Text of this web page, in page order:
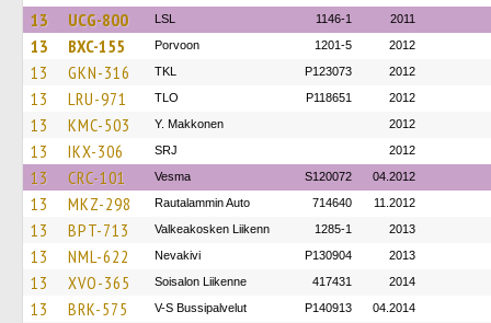
13
UCG-800 LSL 1146-1 2011
13 BXC-155 Porvoon 1201-5 2012
13 GKN-316 TKL P123073 2012
13 LRU-971 TLO P118651 2012
13 KMC-503 Y. Makkonen 2012
13 IKX-306 SRJ 2012
13 CRC-101 Vesma S120072 04.2012
13 MKZ-298 Rautalammin Auto 714640 11.2012
13 BPT-713 Valkeakosken Liikenn 1285-1 2013
13 NML-622 Nevakivi P130904 2013
13 XVO-365 Soisalon Liikenne 417431 2014
13 BRK-575 V-S Bussipalvelut P140913 04.2014